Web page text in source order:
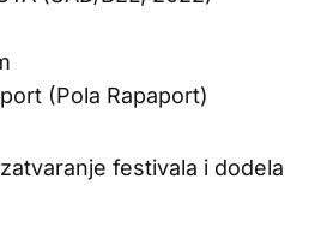
(Pola Rapaport)
festivala i dodela